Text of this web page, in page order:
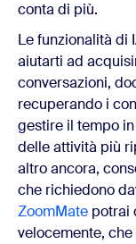
conta di più.
Le funzionalità di
aiutarti ad
conversazioni,
recuperando i
gestire il tempo
delle attività più
altro ancora,
che richiedono
ZoomMate potrai
velocemente,